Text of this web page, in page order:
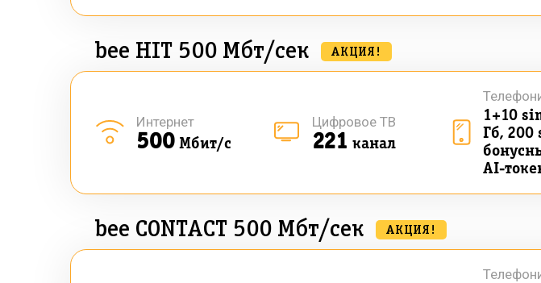
bee HIT 500 Мбт/сек АКЦИЯ!
500 Мбит/с
Интернет
221 канал
Цифровое ТВ
1+10
Гб, 200
AI-
bee CONTACT 500 Мбт/сек АКЦИЯ!